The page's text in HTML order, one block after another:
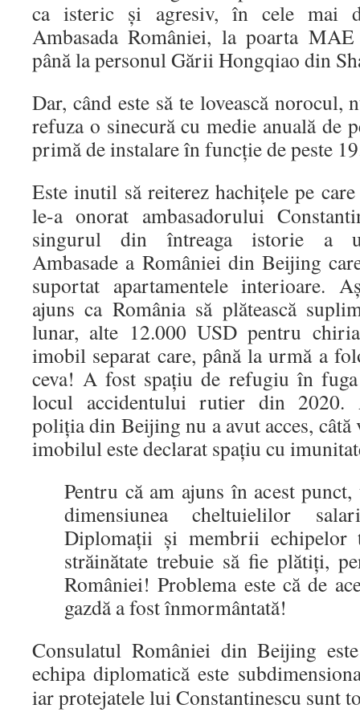
ca isteric și agresiv, în cele mai
Ambasada României, la poarta
până la personul Gării Hongqiao din
Dar, când este să te lovească norocul,
refuza o sinecură cu medie anuală de
primă de instalare în funcție de peste
Este inutil să reiterez hachițele pe
le-a onorat ambasadorului
singurul din întreaga istorie a
Ambasade a României din Beijing
suportat apartamentele interioare.
ajuns ca România să plătească
lunar, alte 12.000 USD pentru
imobil separat care, până la urmă a
ceva! A fost spațiu de refugiu în
locul accidentului rutier din 2020.
poliția din Beijing nu a avut acces, câtă
imobilul este declarat spațiu cu
Pentru că am ajuns în acest
dimensiunea cheltuielilor
Diplomații și membrii
străinătate trebuie să fie plătiți,
României! Problema este că de
gazdă a fost înmormântată!
Consulatul României din Beijing
echipa diplomatică este
iar protejatele lui Constantinescu sunt